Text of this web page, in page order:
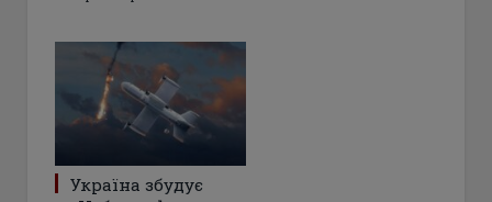
Україна збудує